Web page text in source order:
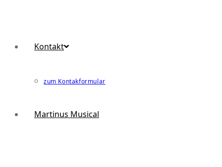
Kontakt
zum Kontakformular
Martinus Musical